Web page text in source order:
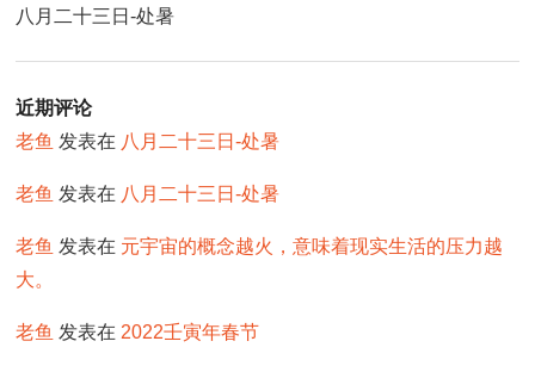
八月二十三日-处暑
近期评论
老鱼 发表在 八月二十三日-处暑
老鱼 发表在 八月二十三日-处暑
老鱼 发表在 元宇宙的概念越火，意味着现实生活的压力越
大。
老鱼 发表在 2022壬寅年春节